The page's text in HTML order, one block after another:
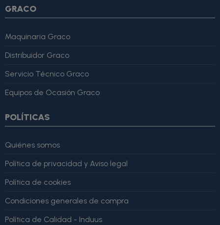
GRACO
Maquinaria Graco
Distribuidor Graco
Servicio Técnico Graco
Equipos de Ocasión Graco
POLÍTICAS
Quiénes somos
Política de privacidad y Aviso legal
Política de cookies
Condiciones generales de compra
Política de Calidad - Induus